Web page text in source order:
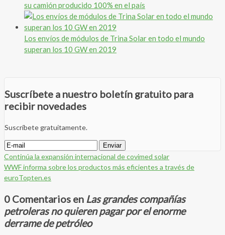
su camión producido 100% en el país
Los envíos de módulos de Trina Solar en todo el mundo
superan los 10 GW en 2019
Suscríbete a nuestro boletín gratuito para
recibir novedades
Suscríbete gratuitamente.
Continúa la expansión internacional de covimed solar
WWF informa sobre los productos más eficientes a través de
euroTopten.es
0 Comentarios en Las grandes compañías
petroleras no quieren pagar por el enorme
derrame de petróleo